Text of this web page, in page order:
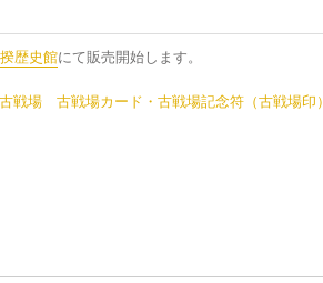
歴史館にて販売開始します。
戦場 古戦場カード・古戦場記念符（古戦場印）